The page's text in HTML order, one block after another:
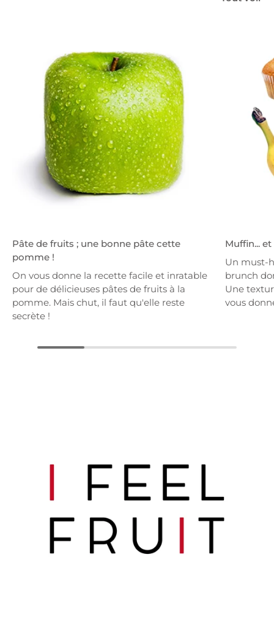
Pâte de fruits ; une bonne pâte cette
pomme !
On vous donne la recette facile et inratable
pour de délicieuses pâtes de fruits à la
pomme. Mais chut, il faut qu'elle reste
secrète !
Muffin...
Un must-
brunch
Une
vous